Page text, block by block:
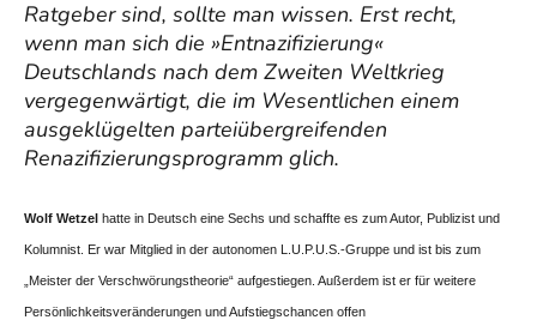
Ratgeber sind, sollte man wissen. Erst recht,
wenn man sich die »Entnazifizierung«
Deutschlands nach dem Zweiten Weltkrieg
vergegenwärtigt, die im Wesentlichen einem
ausgeklügelten parteiübergreifenden
Renazifizierungsprogramm glich.
Wolf Wetzel hatte in Deutsch eine Sechs und schaffte es zum Autor, Publizist und
Kolumnist. Er war Mitglied in der autonomen L.U.P.U.S.-Gruppe und ist bis zum
„Meister der Verschwörungstheorie“ aufgestiegen. Außerdem ist er für weitere
Persönlichkeitsveränderungen und Aufstiegschancen offen